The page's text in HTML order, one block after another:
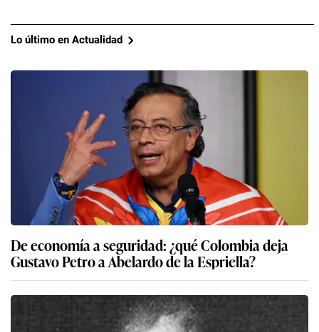
Lo último en Actualidad
De economía a seguridad: ¿qué Colombia deja
Gustavo Petro a Abelardo de la Espriella?